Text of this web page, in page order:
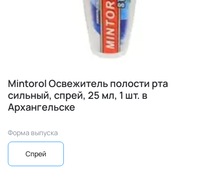
Mintorol Освежитель полости рта
сильный, спрей, 25 мл, 1 шт. в
Архангельске
Форма выпуска
Спрей